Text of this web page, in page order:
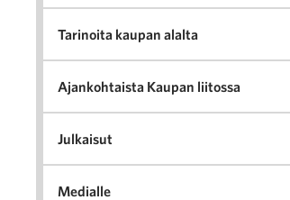
Tarinoita kaupan alalta
Ajankohtaista Kaupan liitossa
Julkaisut
Medialle